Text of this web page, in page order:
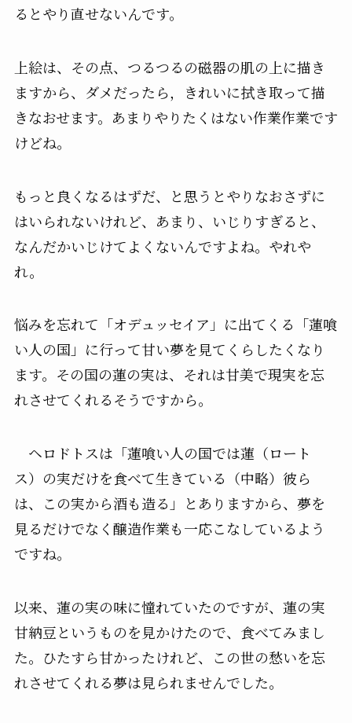
るとやり直せないんです。
上絵は、その点、つるつるの磁器の肌の上に描き
ますから、ダメだったら，きれいに拭き取って描
きなおせます。あまりやりたくはない作業作業です
けどね。
もっと良くなるはずだ、と思うとやりなおさずに
はいられないけれど、あまり、いじりすぎると、
なんだかいじけてよくないんですよね。やれや
れ。
悩みを忘れて「オデュッセイア」に出てくる「蓮喰
い人の国」に行って甘い夢を見てくらしたくなり
ます。その国の蓮の実は、それは甘美で現実を忘
れさせてくれるそうですから。
ヘロドトスは「蓮喰い人の国では蓮（ロート
ス）の実だけを食べて生きている（中略）彼ら
は、この実から酒も造る」とありますから、夢を
見るだけでなく醸造作業も一応こなしているよう
ですね。
以来、蓮の実の味に憧れていたのですが、蓮の実
甘納豆というものを見かけたので、食べてみまし
た。ひたすら甘かったけれど、この世の愁いを忘
れさせてくれる夢は見られませんでした。